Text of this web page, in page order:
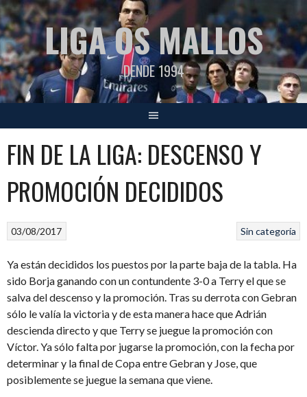
Saltar
al
contenidoLIGA OS MALLOS
DENDE 1994
FIN DE LA LIGA: DESCENSO Y
PROMOCIÓN DECIDIDOS
Sin categoría
03/08/2017
Ya están decididos los puestos por la parte baja de la tabla. Ha
sido Borja ganando con un contundente 3-0 a Terry el que se
salva del descenso y la promoción. Tras su derrota con Gebran
sólo le valía la victoria y de esta manera hace que Adrián
descienda directo y que Terry se juegue la promoción con
Víctor. Ya sólo falta por jugarse la promoción, con la fecha por
determinar y la final de Copa entre Gebran y Jose, que
posiblemente se juegue la semana que viene.